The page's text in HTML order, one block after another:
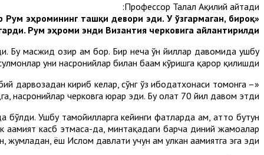
Профессор Талал Ақилий айтади:
эҳромининг ташқи девори эди. У ўзгармаган, бироқ
Рум эҳроми энди Византия черковига айлантирилди».
Бу масжид ҳозир ҳам бор. Бир неча ўн йиллар давомида ушбу
уни насронийлар билан баҳам кўришга қарор қилишди.
дарвозадан кириб келар, сўнг ўз ибодатхонаси томонга –
насронийлар черковга юрар эди. Бу ҳолат 70 йил давом этди».
Ушбу тамойилларга кейинги фатҳларда ҳам, ҳатто бутун
аҳамият касб этмаса-да, минтақадаги барча диний жамоалар
жумладан, ёш Ислом давлати учун ҳам улкан аҳамиятга эга эди.